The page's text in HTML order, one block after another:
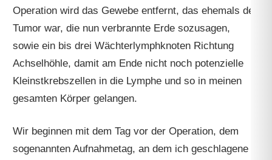
Operation wird das Gewebe entfernt, das ehemals der
Tumor war, die nun verbrannte Erde sozusagen,
sowie ein bis drei Wächterlymphknoten Richtung
Achselhöhle, damit am Ende nicht noch potenzielle
Kleinstkrebszellen in die Lymphe und so in meinen
gesamten Körper gelangen.
Wir beginnen mit dem Tag vor der Operation, dem
sogenannten Aufnahmetag, an dem ich geschlagene